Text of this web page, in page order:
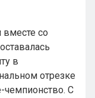
со
в
отрезке
С